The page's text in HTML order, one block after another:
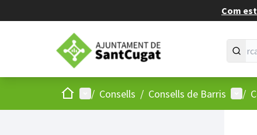
Com
Inici Menú principal
/ Consells / Consells de Barris /